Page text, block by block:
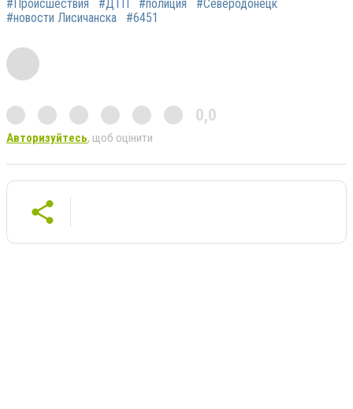
#Происшествия #ДТП #полиция
#Северодонецк
#новости Лисичанска
#6451
0,0
Авторизуйтесь, щоб оцінити